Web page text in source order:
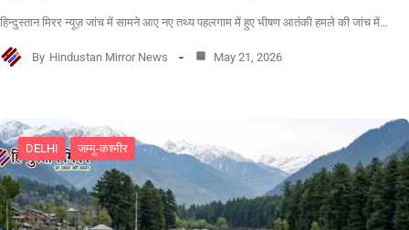
हिन्दुस्तान मिरर न्यूज़ जांच में सामने आए नए तथ्य पहलगाम में हुए भीषण आतंकी हमले की जांच में…
By Hindustan Mirror News May 21, 2026
DELHI जम्मू-कश्मीर